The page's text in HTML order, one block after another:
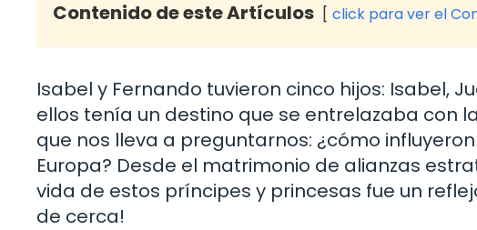
Contenido de este Artículos click para ver el
Isabel y Fernando tuvieron cinco hijos: Isabel,
ellos tenía un destino que se entrelazaba con
que nos lleva a preguntarnos: ¿cómo
Europa? Desde el matrimonio de alianzas
vida de estos príncipes y princesas fue un
de cerca!